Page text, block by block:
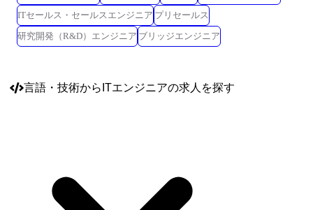
ITセールス・セールスエンジニア プリセールス
研究開発（R&D）エンジニア ブリッジエンジニア
言語・技術からITエンジニアの求人を探す